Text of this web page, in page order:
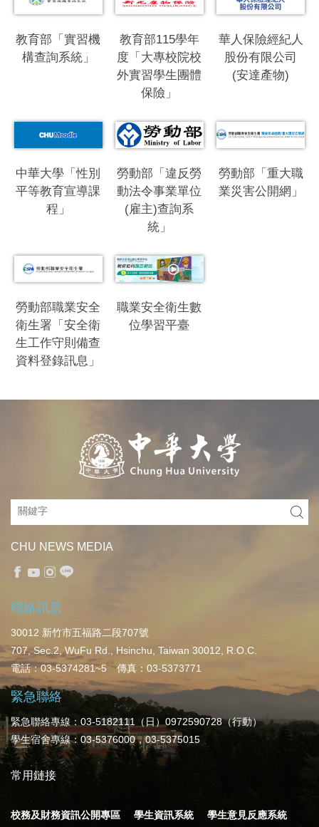
教育部「實習機
構查詢系統」
教育部115學年
度「大專校院校
外實習學生團體
保險」
華人保險經紀人
股份有限公司
(安達產物)
中華大學「性別
平等教育宣導課
程」
勞動部「違反勞
動法令事業單位
(雇主)查詢系
統」
勞動部「重大職
業災害公開網」
勞動部職業安全
衛生署「安全衛
生工作守則備查
資料登錄訊息」
職業安全衛生數
位學習平臺
CHU NEWS MEDIA
聯絡訊息
30012 新竹市五福路二段707號
707, Sec.2, WuFu Rd., Hsinchu, Taiwan 30012, R.O.C.
電話：03-5374281~5 傳真：03-5373771
緊急聯絡
緊急聯絡專線：03-5182111（日）0972590728（行動）
學生宿舍專線：03-5376000，03-5375015
常用鏈接
校務及財務資訊公開專區 學生資訊系統 學生意見反應系統